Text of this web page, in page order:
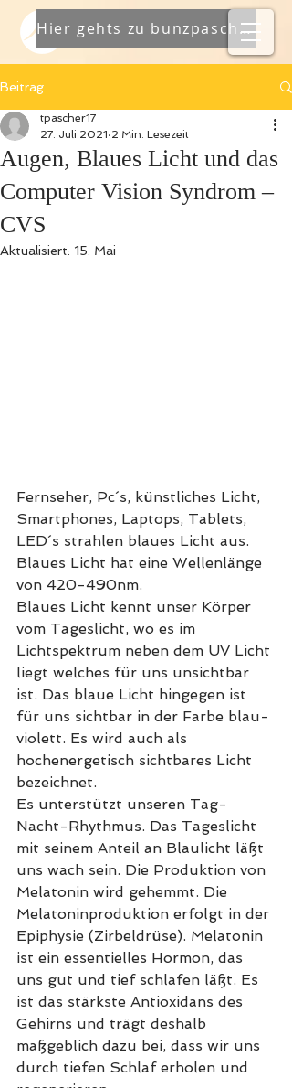
Hier gehts zu bunzpascher
Beitrag
Augen, Blaues Licht und das
Computer Vision Syndrom –
CVS
tpascher17
27. Juli 2021 2 Min. Lesezeit
Aktualisiert: 15. Mai
Fernseher, Pc´s, künstliches Licht,
Smartphones, Laptops, Tablets,
LED´s strahlen blaues Licht aus.
Blaues Licht hat eine Wellenlänge
von 420-490nm.
Blaues Licht kennt unser Körper
vom Tageslicht, wo es im
Lichtspektrum neben dem UV Licht
liegt welches für uns unsichtbar
ist. Das blaue Licht hingegen ist
für uns sichtbar in der Farbe blau-
violett. Es wird auch als
hochenergetisch sichtbares Licht
bezeichnet.
Es unterstützt unseren Tag-
Nacht-Rhythmus. Das Tageslicht
mit seinem Anteil an Blaulicht läßt
uns wach sein. Die Produktion von
Melatonin wird gehemmt. Die
Melatoninproduktion erfolgt in der
Epiphysie (Zirbeldrüse). Melatonin
ist ein essentielles Hormon, das
uns gut und tief schlafen läßt. Es
ist das stärkste Antioxidans des
Gehirns und trägt deshalb
maßgeblich dazu bei, dass wir uns
durch tiefen Schlaf erholen und